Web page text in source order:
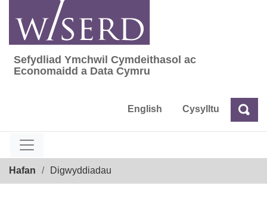
content
Sefydliad Ymchwil Cymdeithasol ac
Sefydliad Ymchwil Cymdeithasol ac
Economaidd a Data Cymru
English Cysylltu Chwilio
Hafan Digwyddiadau